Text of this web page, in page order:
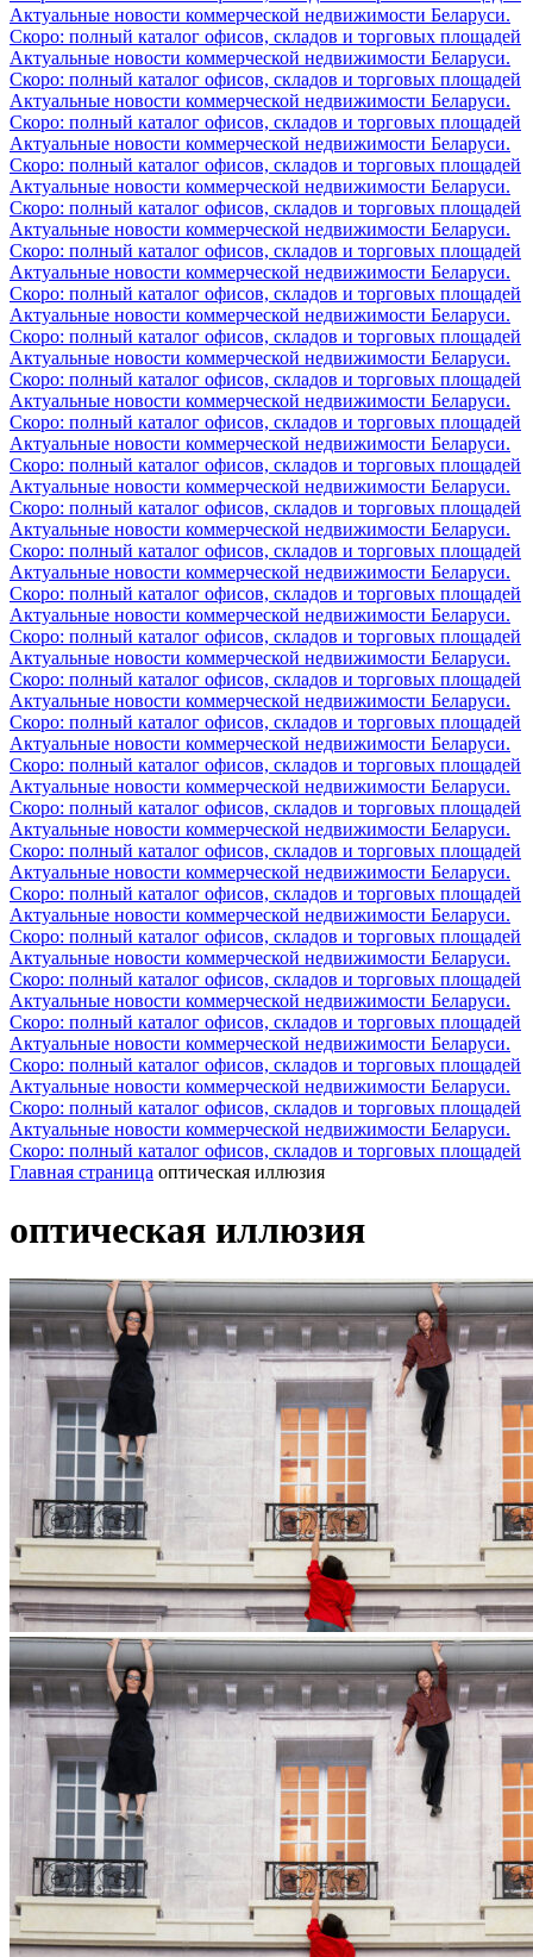
Актуальные новости коммерческой недвижимости Беларуси.
Скоро: полный каталог офисов, складов и торговых площадей
Актуальные новости коммерческой недвижимости Беларуси.
Скоро: полный каталог офисов, складов и торговых площадей
Актуальные новости коммерческой недвижимости Беларуси.
Скоро: полный каталог офисов, складов и торговых площадей
Актуальные новости коммерческой недвижимости Беларуси.
Скоро: полный каталог офисов, складов и торговых площадей
Актуальные новости коммерческой недвижимости Беларуси.
Скоро: полный каталог офисов, складов и торговых площадей
Актуальные новости коммерческой недвижимости Беларуси.
Скоро: полный каталог офисов, складов и торговых площадей
Актуальные новости коммерческой недвижимости Беларуси.
Скоро: полный каталог офисов, складов и торговых площадей
Актуальные новости коммерческой недвижимости Беларуси.
Скоро: полный каталог офисов, складов и торговых площадей
Актуальные новости коммерческой недвижимости Беларуси.
Скоро: полный каталог офисов, складов и торговых площадей
Актуальные новости коммерческой недвижимости Беларуси.
Скоро: полный каталог офисов, складов и торговых площадей
Актуальные новости коммерческой недвижимости Беларуси.
Скоро: полный каталог офисов, складов и торговых площадей
Актуальные новости коммерческой недвижимости Беларуси.
Скоро: полный каталог офисов, складов и торговых площадей
Актуальные новости коммерческой недвижимости Беларуси.
Скоро: полный каталог офисов, складов и торговых площадей
Актуальные новости коммерческой недвижимости Беларуси.
Скоро: полный каталог офисов, складов и торговых площадей
Актуальные новости коммерческой недвижимости Беларуси.
Скоро: полный каталог офисов, складов и торговых площадей
Актуальные новости коммерческой недвижимости Беларуси.
Скоро: полный каталог офисов, складов и торговых площадей
Актуальные новости коммерческой недвижимости Беларуси.
Скоро: полный каталог офисов, складов и торговых площадей
Актуальные новости коммерческой недвижимости Беларуси.
Скоро: полный каталог офисов, складов и торговых площадей
Актуальные новости коммерческой недвижимости Беларуси.
Скоро: полный каталог офисов, складов и торговых площадей
Актуальные новости коммерческой недвижимости Беларуси.
Скоро: полный каталог офисов, складов и торговых площадей
Актуальные новости коммерческой недвижимости Беларуси.
Скоро: полный каталог офисов, складов и торговых площадей
Актуальные новости коммерческой недвижимости Беларуси.
Скоро: полный каталог офисов, складов и торговых площадей
Актуальные новости коммерческой недвижимости Беларуси.
Скоро: полный каталог офисов, складов и торговых площадей
Актуальные новости коммерческой недвижимости Беларуси.
Скоро: полный каталог офисов, складов и торговых площадей
Актуальные новости коммерческой недвижимости Беларуси.
Скоро: полный каталог офисов, складов и торговых площадей
Актуальные новости коммерческой недвижимости Беларуси.
Скоро: полный каталог офисов, складов и торговых площадей
Актуальные новости коммерческой недвижимости Беларуси.
Скоро: полный каталог офисов, складов и торговых площадей
Главная страница оптическая иллюзия
оптическая иллюзия